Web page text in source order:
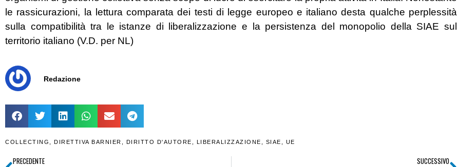
le rassicurazioni, la lettura comparata dei testi di legge europeo e italiano desta qualche perplessità
sulla compatibilità tra le istanze di liberalizzazione e la persistenza del monopolio della SIAE sul
territorio italiano (V.D. per NL)
Redazione
COLLECTING DIRETTIVA BARNIER DIRITTO D'AUTORE LIBERALIZZAZIONE SIAE UE
PRECEDENTE SUCCESSIVO